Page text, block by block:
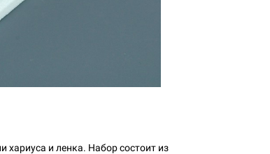
и ленка. Набор состоит из